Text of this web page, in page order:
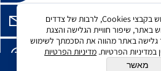
לידיעתך, באתרנו נעשה שימוש בקבצי Cookies, לרבות של צדדים
באתר, שיפור חוויית הגלישה והצגת
באתר מהווה את הסכמתך לשימוש
במדיניות הפרטיות. מדיניות הפרטיות
מאשר